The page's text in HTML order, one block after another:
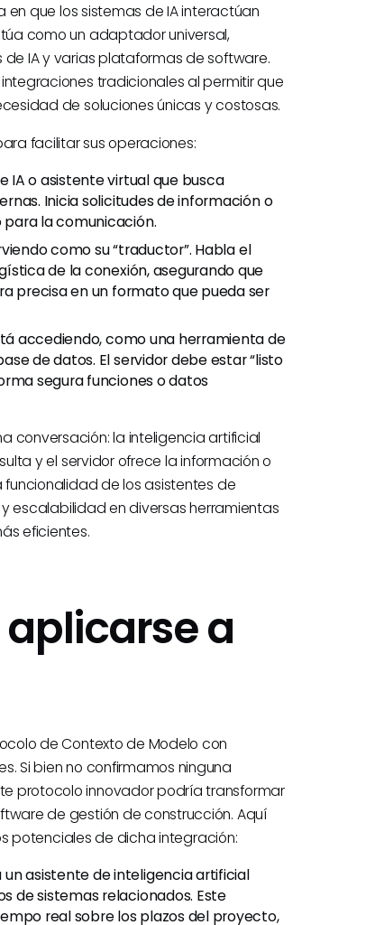
que los sistemas de IA interactúan
como un adaptador universal,
IA y varias plataformas de software.
tradicionales al permitir que
de soluciones únicas y costosas.
facilitar sus operaciones:
o asistente virtual que busca
Inicia solicitudes de información o
la comunicación.
como su “traductor”. Habla el
de la conexión, asegurando que
precisa en un formato que pueda ser
accediendo, como una herramienta de
de datos. El servidor debe estar “listo
segura funciones o datos
conversación: la inteligencia artificial
y el servidor ofrece la información o
de los asistentes de
escalabilidad en diversas herramientas
eficientes.
a
de Contexto de Modelo con
Si bien no confirmamos ninguna
protocolo innovador podría transformar
de gestión de construcción. Aquí
potenciales de dicha integración:
un asistente de inteligencia artificial
de sistemas relacionados. Este
real sobre los plazos del proyecto,